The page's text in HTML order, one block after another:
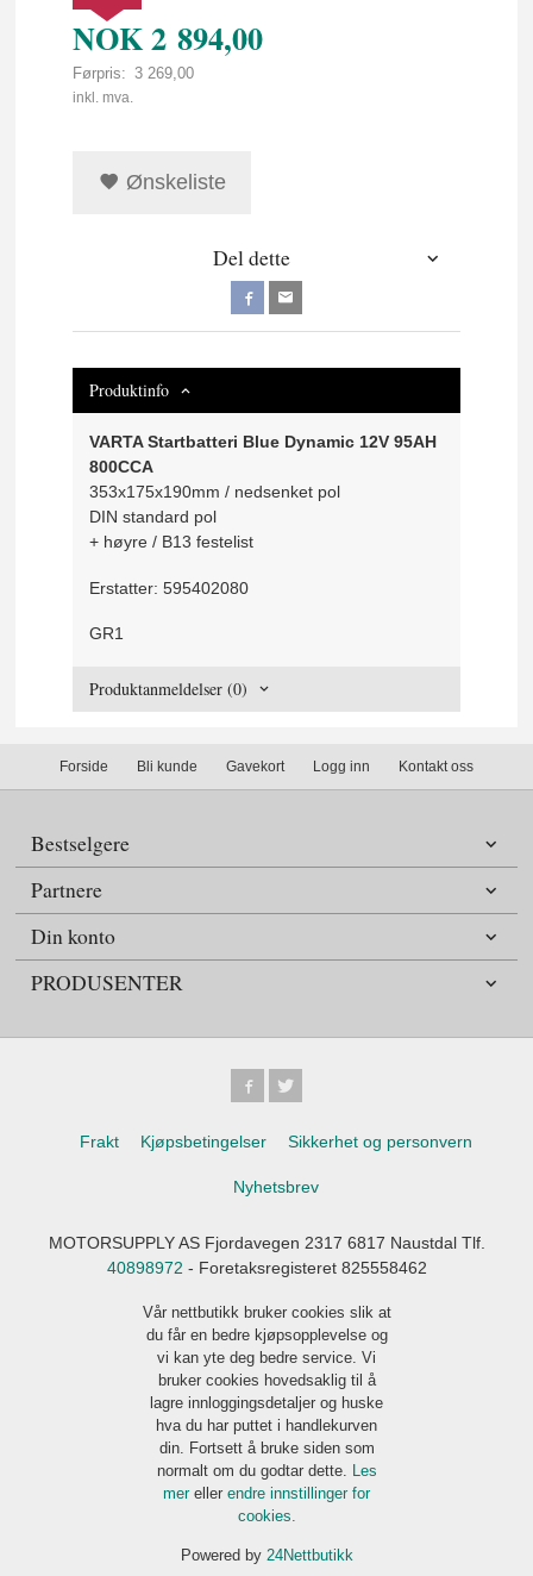
NOK2 894,00
Førpris: 3 269,00
Rabatt
inkl. mva.
Ønskeliste
Del dette
Produktinfo
VARTA Startbatteri Blue Dynamic 12V 95AH
800CCA
353x175x190mm / nedsenket pol
DIN standard pol
+ høyre / B13 festelist
Erstatter: 595402080
GR1
Produktanmeldelser (0)
Forside Bli kunde Gavekort Logg inn Kontakt oss
Bestselgere
Partnere
Din konto
PRODUSENTER
Frakt Kjøpsbetingelser Sikkerhet og personvern
Nyhetsbrev
MOTORSUPPLY AS Fjordavegen 2317 6817 Naustdal Tlf.
40898972 - Foretaksregisteret 825558462
Vår nettbutikk bruker cookies slik at
du får en bedre kjøpsopplevelse og
vi kan yte deg bedre service. Vi
bruker cookies hovedsaklig til å
lagre innloggingsdetaljer og huske
hva du har puttet i handlekurven
din. Fortsett å bruke siden som
normalt om du godtar dette. Les
mer eller endre innstillinger for
cookies.
Powered by 24Nettbutikk